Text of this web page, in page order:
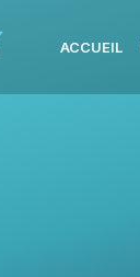
ACCUEIL